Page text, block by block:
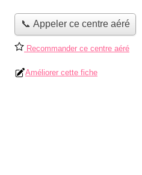
📞 Appeler ce centre aéré
Recommander ce centre aéré
Améliorer cette fiche